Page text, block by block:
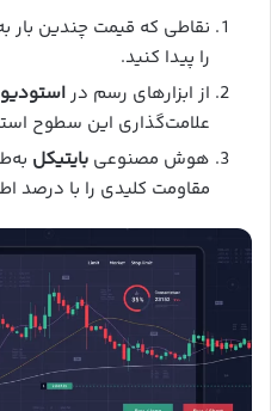
نقاطی که قیمت چندین
را پیدا کنید.
از ابزارهای رسم در
علامت‌گذاری این سطوح
هوش مصنوعی بایتیکل
مقاومت کلیدی را با درصد